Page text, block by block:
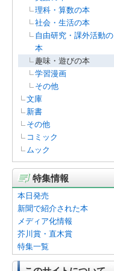
理科・算数の本
社会・生活の本
自由研究・課外活動の
本
趣味・遊びの本
学習漫画
その他
文庫
新書
その他
コミック
ムック
特集情報
本日発売
新聞で紹介された本
メディア化情報
芥川賞・直木賞
特集一覧